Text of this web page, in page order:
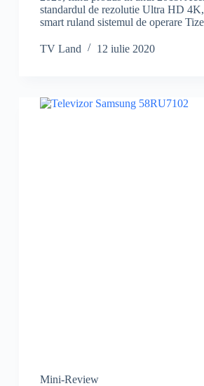
standardul de rezolutie Ultra HD
smart ruland sistemul de operare
TV Land 12 iulie 2020
Mini-Review